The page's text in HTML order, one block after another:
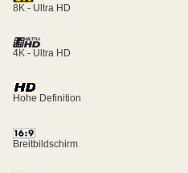
8K - Ultra HD
4K - Ultra HD
Hohe Definition
Breitbildschirm